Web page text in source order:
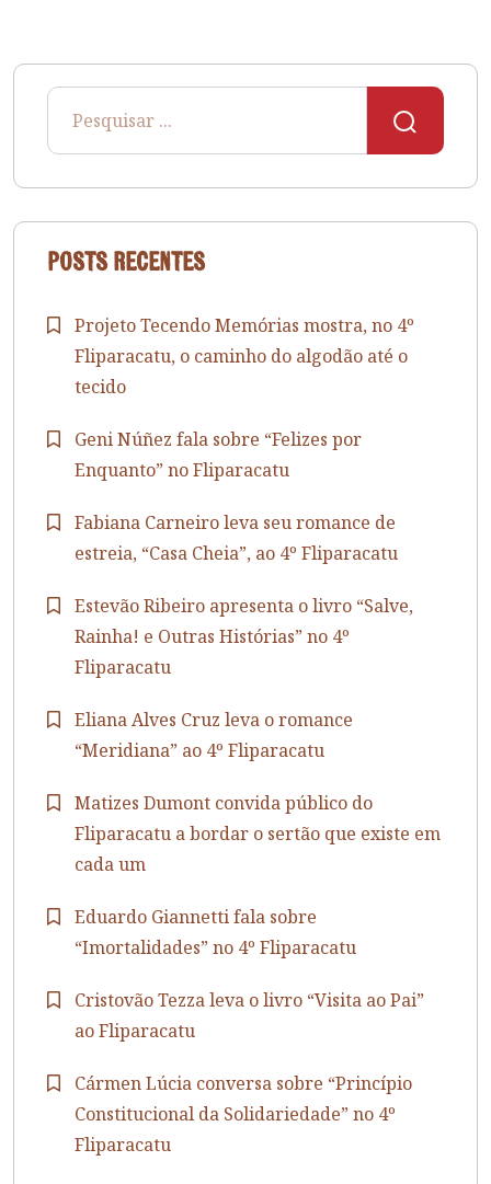
Posts recentes
Projeto Tecendo Memórias mostra, no 4º
Fliparacatu, o caminho do algodão até o
tecido
Geni Núñez fala sobre “Felizes por
Enquanto” no Fliparacatu
Fabiana Carneiro leva seu romance de
estreia, “Casa Cheia”, ao 4º Fliparacatu
Estevão Ribeiro apresenta o livro “Salve,
Rainha! e Outras Histórias” no 4º
Fliparacatu
Eliana Alves Cruz leva o romance
“Meridiana” ao 4º Fliparacatu
Matizes Dumont convida público do
Fliparacatu a bordar o sertão que existe em
cada um
Eduardo Giannetti fala sobre
“Imortalidades” no 4º Fliparacatu
Cristovão Tezza leva o livro “Visita ao Pai”
ao Fliparacatu
Cármen Lúcia conversa sobre “Princípio
Constitucional da Solidariedade” no 4º
Fliparacatu